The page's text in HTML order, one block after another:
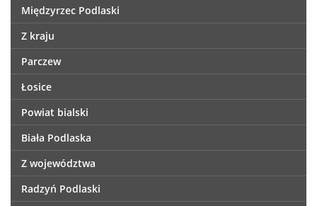
Międzyrzec Podlaski
Z kraju
Parczew
Łosice
Powiat bialski
Biała Podlaska
Z województwa
Radzyń Podlaski